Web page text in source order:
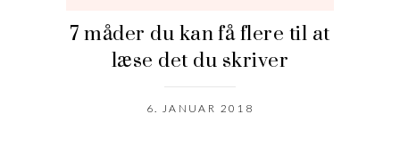
7 måder du kan få flere til at
læse det du skriver
6. JANUAR 2018